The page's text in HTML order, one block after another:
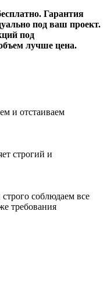
Гарантия
под ваш проект.
под
лучше цена.
и отстаиваем
строгий и
соблюдаем все
требования